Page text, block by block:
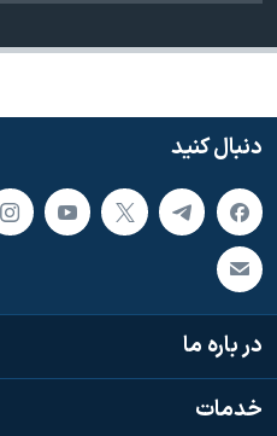
دنبال کنید
در باره ما
خدمات